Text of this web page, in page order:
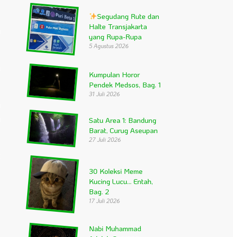
Segudang Rute dan
Halte Transjakarta
yang Rupa-Rupa
5 Agustus 2026
Kumpulan Horor
Pendek Medsos, Bag. 1
31 Juli 2026
Satu Area 1: Bandung
Barat, Curug Aseupan
27 Juli 2026
30 Koleksi Meme
Kucing Lucu… Entah,
Bag. 2
17 Juli 2026
Nabi Muhammad